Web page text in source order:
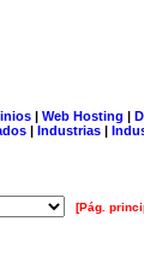
| Web Hosting |
| Industrias |
[Pág.